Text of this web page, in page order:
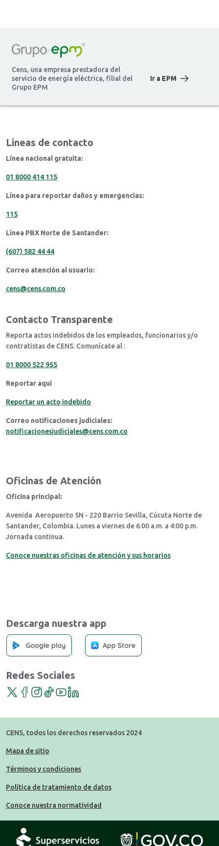
Cens, una empresa prestadora del
servicio de energía eléctrica, filial del
Grupo EPM
Ir a EPM
Líneas de contacto
Línea nacional gratuita:
01 8000 414 115
Línea para reportar daños y emergencias:
115
Línea PBX Norte de Santander:
(607) 582 44 44
Correo atención al usuario:
cens@cens.com.co
Contacto Transparente
Reporta actos indebidos de los empleados, funcionarios y/o
contratistas de CENS. Comunícate al :
01 8000 522 955
Reportar aquí
Reportar un acto indebido
Correo notificaciones judiciales:
notificacionesjudiciales@cens.com.co
Oficinas de Atención
Oficina principal:
Avenida Aeropuerto 5N - 220 Barrio Sevilla, Cúcuta Norte de
Santander, Colombia. Lunes a viernes de 6:00 a.m. a 4:00 p.m.
Jornada continua.
Conoce nuestras oficinas de atención y sus horarios
Descarga nuestra app
Redes Sociales
TwitterFacebook
Instagram
TikTokYouTube
LinkedIn
CENS, todos los derechos reservados 2024
Mapa de sitio
Términos y condiciones
Política de tratamiento de datos
Conoce nuestra normatividad